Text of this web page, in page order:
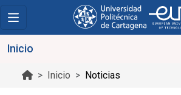
Inicio Noticias
Inicio